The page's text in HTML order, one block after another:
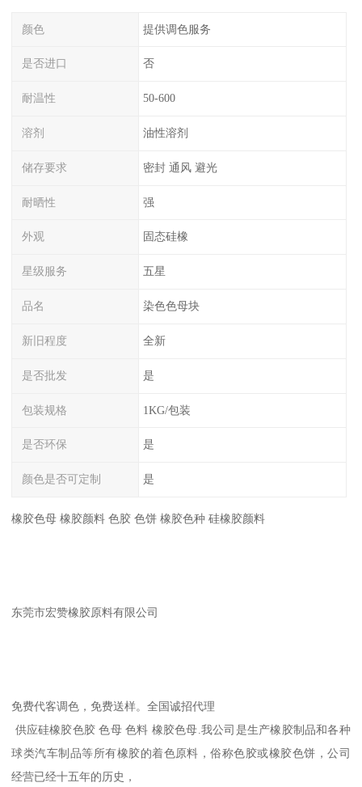
颜色 提供调色服务
是否进口 否
耐温性 50-600
溶剂 油性溶剂
储存要求 密封 通风 避光
耐晒性 强
外观 固态硅橡
星级服务 五星
品名 染色色母块
新旧程度 全新
是否批发 是
包装规格 1KG/包装
是否环保 是
颜色是否可定制 是
橡胶色母 橡胶颜料 色胶 色饼 橡胶色种 硅橡胶颜料
东莞市宏赞橡胶原料有限公司
免费代客调色，免费送样。全国诚招代理
供应硅橡胶色胶 色母 色料 橡胶色母.我公司是生产橡胶制品和各种
球类汽车制品等所有橡胶的着色原料，俗称色胶或橡胶色饼，公司
经营已经十五年的历史，